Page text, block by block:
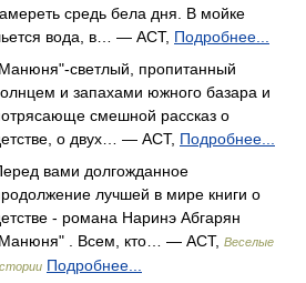
средь бела дня. В мойке
вода, в… — АСТ, Подробнее...
светлый, пропитанный
и запахами южного базара и
смешной рассказ о
о двух… — АСТ, Подробнее...
вами долгожданное
лучшей в мире книги о
- романа Наринэ Абгарян
. Всем, кто… — АСТ, Веселые
Подробнее...